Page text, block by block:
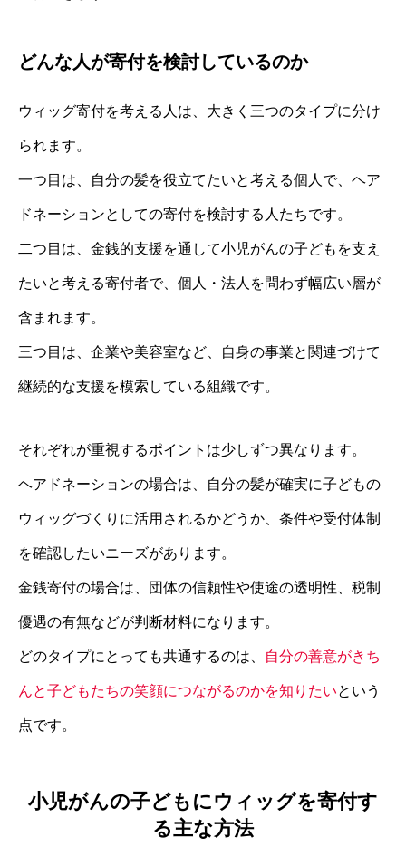
どんな人が寄付を検討しているのか
ウィッグ寄付を考える人は、大きく三つのタイプに分け
られます。
一つ目は、自分の髪を役立てたいと考える個人で、ヘア
ドネーションとしての寄付を検討する人たちです。
二つ目は、金銭的支援を通して小児がんの子どもを支え
たいと考える寄付者で、個人・法人を問わず幅広い層が
含まれます。
三つ目は、企業や美容室など、自身の事業と関連づけて
継続的な支援を模索している組織です。
それぞれが重視するポイントは少しずつ異なります。
ヘアドネーションの場合は、自分の髪が確実に子どもの
ウィッグづくりに活用されるかどうか、条件や受付体制
を確認したいニーズがあります。
金銭寄付の場合は、団体の信頼性や使途の透明性、税制
優遇の有無などが判断材料になります。
どのタイプにとっても共通するのは、 自分の善意がきち
んと子どもたちの笑顔につながるのかを知りたいという
点です。
小児がんの子どもにウィッグを寄付す
る主な方法